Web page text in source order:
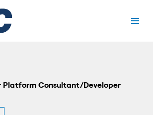
Platform Consultant/Developer